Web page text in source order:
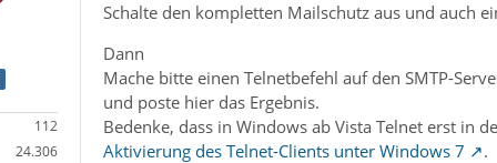
112
24.306
Schalte den kompletten Mailschutz aus und auch
Dann
Mache bitte einen Telnetbefehl auf den SMTP-
und poste hier das Ergebnis.
Bedenke, dass in Windows ab Vista Telnet erst in
Aktivierung des Telnet-Clients unter Windows 7
.